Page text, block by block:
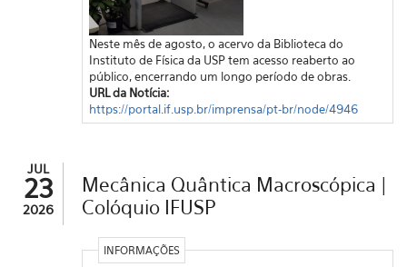
Neste mês de agosto, o acervo da Biblioteca do
Instituto de Física da USP tem acesso reaberto ao
público, encerrando um longo período de obras.
URL da Notícia:
https://portal.if.usp.br/imprensa/pt-br/node/4946
JUL
23
2026
Mecânica Quântica Macroscópica |
Colóquio IFUSP
INFORMAÇÕES